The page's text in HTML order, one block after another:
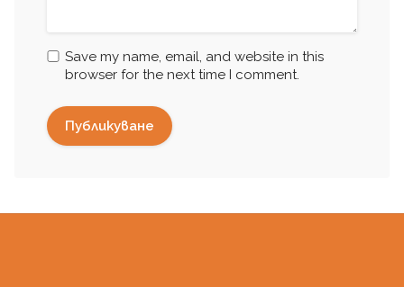
Save my name, email, and website in this
browser for the next time I comment.